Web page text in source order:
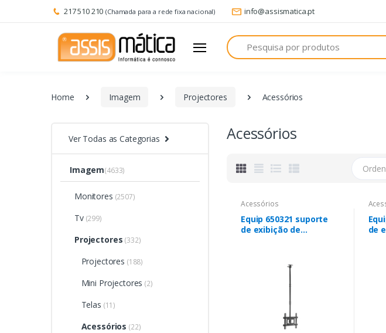
217 510 210 (Chamada para a rede fixa nacional) info@assismatica.pt
Pesquisa
Home Imagem Projectores Acessórios
Ver Todas as Categorias
Imagem(4633)
Monitores (2507)
Tv(299)
Projectores (332)
Projectores (188)
Mini Projectores (2)
Telas (11)
Acessórios (22)
Acessórios
Acessórios
Equip 650321 suporte
de exibição de
de